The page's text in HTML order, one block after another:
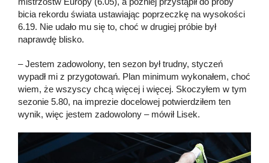
bicia rekordu świata ustawiając poprzeczkę na wysokości
6.19. Nie udało mu się to, choć w drugiej próbie był
naprawdę blisko.
– Jestem zadowolony, ten sezon był trudny, styczeń
wypadł mi z przygotowań. Plan minimum wykonałem, choć
wiem, że wszyscy chcą więcej i więcej. Skoczyłem w tym
sezonie 5.80, na imprezie docelowej potwierdziłem ten
wynik, więc jestem zadowolony – mówił Lisek.